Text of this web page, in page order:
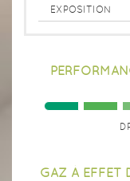
EXPOSITION
GAZ À EFFET